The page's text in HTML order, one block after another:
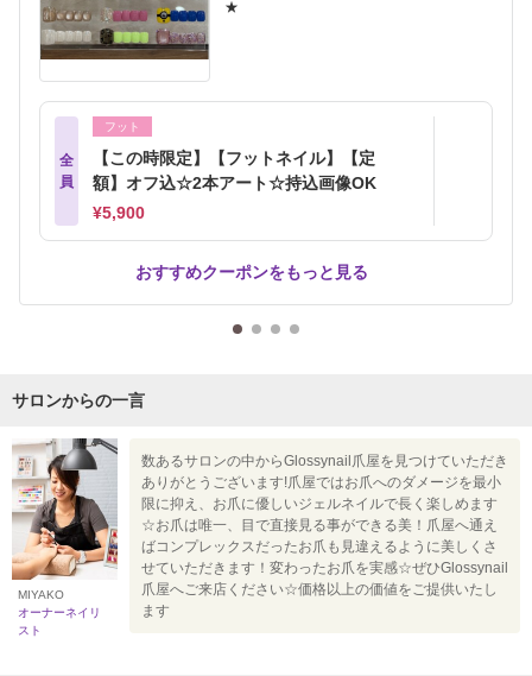
★
全
員
フット
【この時限定】【フットネイル】【定
額】オフ込☆2本アート☆持込画像OK
¥5,900
おすすめクーポンをもっと見る
サロンからの一言
MIYAKO
オーナーネイリ
スト
数あるサロンの中からGlossynail爪屋を見つけていただき
ありがとうございます!爪屋ではお爪へのダメージを最小
限に抑え、お爪に優しいジェルネイルで長く楽しめます
☆お爪は唯一、目で直接見る事ができる美！爪屋へ通え
ばコンプレックスだったお爪も見違えるように美しくさ
せていただきます！変わったお爪を実感☆ぜひGlossynail
爪屋へご来店ください☆価格以上の価値をご提供いたし
ます